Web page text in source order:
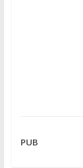
PUB